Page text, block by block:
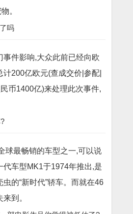
。
吗
事件影响,大众此前已经向欧
200亿欧元(查成交价|参配|
币1400亿)来处理此次事件,
球最畅销的车型之一,可以说
代车型MK1于1974年推出,是
的“新时代”轿车。而就在46
到。